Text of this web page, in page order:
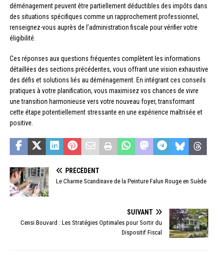
déménagement peuvent être partiellement déductibles des impôts dans
des situations spécifiques comme un rapprochement professionnel,
renseignez-vous auprès de l’administration fiscale pour vérifier votre
éligibilité.
Ces réponses aux questions fréquentes complètent les informations
détaillées des sections précédentes, vous offrant une vision exhaustive
des défis et solutions liés au déménagement. En intégrant ces conseils
pratiques à votre planification, vous maximisez vos chances de vivre
une transition harmonieuse vers votre nouveau foyer, transformant
cette étape potentiellement stressante en une expérience maîtrisée et
positive.
PRÉCÉDENT
Le Charme Scandinave de la Peinture Falun Rouge en Suède
SUIVANT
Censi Bouvard : Les Stratégies Optimales pour Sortir du
Dispositif Fiscal